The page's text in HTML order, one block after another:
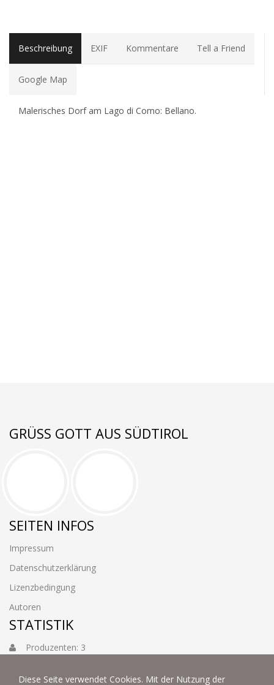
Diese Seite verwendet Cookies. Mit der Nutzung der
Beschreibung EXIF Kommentare Tell a Friend
Google Map
Malerisches Dorf am Lago di Como: Bellano.
GRÜSS GOTT AUS SÜDTIROL
SEITEN INFOS
Impressum
Datenschutzerklärung
Lizenzbedingung
Autoren
STATISTIK
Produzenten: 3